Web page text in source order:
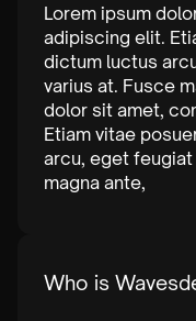
Lorem ipsum
adipiscing elit.
dictum luctus
varius at. Fusce
dolor sit amet,
Etiam vitae
arcu, eget feugiat
magna ante,
Who is